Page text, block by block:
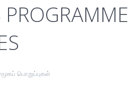
பொறுப்புகள்